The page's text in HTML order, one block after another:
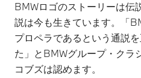
BMWロゴのストーリーは伝
説は今も生きています。「
プロペラであるという通説
た」とBMWグループ・クラ
コブズは認めます。